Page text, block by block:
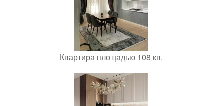
Квартира площадью 108 кв.